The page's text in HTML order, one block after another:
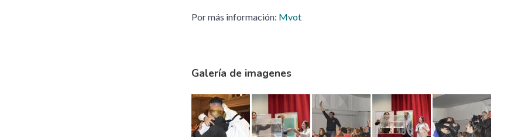
Por más información: Mvot
Galería de imagenes